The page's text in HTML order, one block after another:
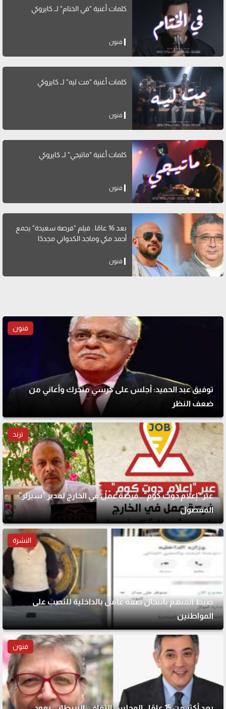
كلمات أغنية "في الختام" لــ كايروكي
فنون
كلمات أغنية "مت ليه" لــ كايروكي
فنون
كلمات أغنية "ماتيجي" لــ كايروكي
فنون
بعد 16 عامًا.. فيلم "فرصة سعيدة" يجمع
أحمد مكي وماجد الكدواني مجددًا
فنون
فنون
توفيق عبد الحميد: أجلس على كرسي متحرك وأعاني من
ضعف النظر
ترند
عبر "إعلام دوت كوم".. فرصة عمل في الخارج لمدير "سيزلر"
المفصول
النشرة
ضبط المتهم بانتحال صفة عامل بالداخلية للنصب على
المواطنين
فنون